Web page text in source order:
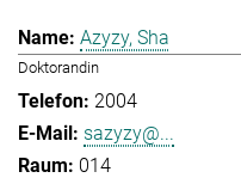
Azyzy, Sha
Doktorandin
2004
sazyzy@...
014